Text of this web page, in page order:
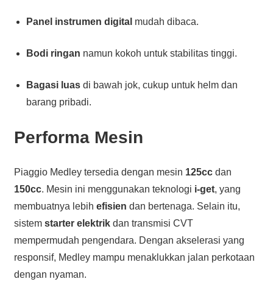
Panel instrumen digital mudah dibaca.
Bodi ringan namun kokoh untuk stabilitas tinggi.
Bagasi luasdi bawah jok, cukup untuk helm dan
barang pribadi.
Performa Mesin
Piaggio Medley tersedia dengan mesin 125ccdan
150cc. Mesin ini menggunakan teknologi i-get, yang
membuatnya lebih efisien dan bertenaga. Selain itu,
sistem starter elektrikdan transmisi CVT
mempermudah pengendara. Dengan akselerasi yang
responsif, Medley mampu menaklukkan jalan perkotaan
dengan nyaman.